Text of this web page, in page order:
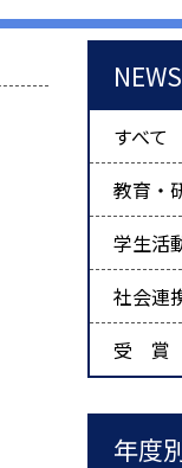
NEWS
すべて
教育・
学生活
社会連
受 賞
年度